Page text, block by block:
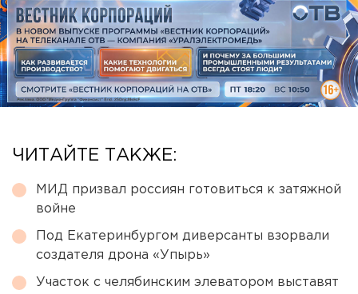
ЧИТАЙТЕ ТАКЖЕ:
МИД призвал россиян готовиться к затяжной
войне
Под Екатеринбургом диверсанты взорвали
создателя дрона «Упырь»
Участок с челябинским элеватором выставят